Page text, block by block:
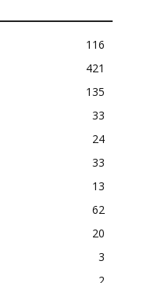
116
421
135
33
24
33
13
62
20
3